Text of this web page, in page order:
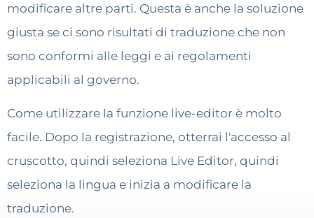
modificare altre parti. Questa è anche la soluzione
giusta se ci sono risultati di traduzione che non
sono conformi alle leggi e ai regolamenti
applicabili al governo.
Come utilizzare la funzione live-editor è molto
facile. Dopo la registrazione, otterrai l'accesso al
cruscotto, quindi seleziona Live Editor, quindi
seleziona la lingua e inizia a modificare la
traduzione.